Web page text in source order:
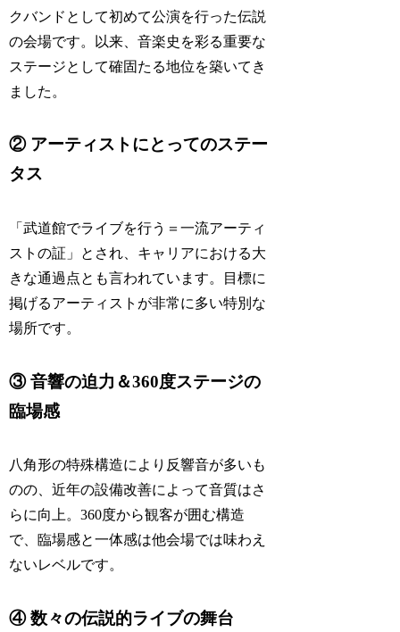
クバンドとして初めて公演を行った伝説
の会場です。以来、音楽史を彩る重要な
ステージとして確固たる地位を築いてき
ました。
② アーティストにとってのステー
タス
「武道館でライブを行う＝一流アーティ
ストの証」とされ、キャリアにおける大
きな通過点とも言われています。目標に
掲げるアーティストが非常に多い特別な
場所です。
③ 音響の迫力＆360度ステージの
臨場感
八角形の特殊構造により反響音が多いも
のの、近年の設備改善によって音質はさ
らに向上。360度から観客が囲む構造
で、臨場感と一体感は他会場では味わえ
ないレベルです。
④ 数々の伝説的ライブの舞台